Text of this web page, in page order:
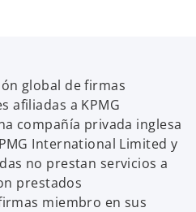
global de firmas
afiliadas a KPMG
compañía privada inglesa
International Limited y
no prestan servicios a
prestados
miembro en sus